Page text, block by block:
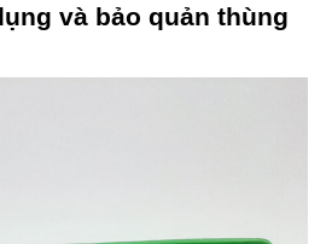
và bảo quản thùng